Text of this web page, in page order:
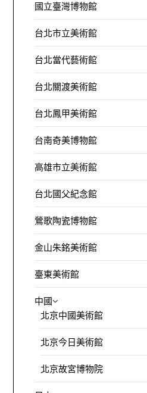
國立臺灣博物館
台北市立美術館
台北當代藝術館
台北關渡美術館
台北鳳甲美術館
台南奇美博物館
高雄市立美術館
台北國父紀念館
鶯歌陶瓷博物館
金山朱銘美術館
臺東美術館
中國
北京中國美術館
北京今日美術館
北京故宮博物院